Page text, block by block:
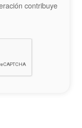
contribuye